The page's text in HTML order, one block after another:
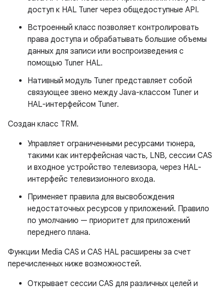
доступ к HAL Tuner через общедоступные API.
Встроенный класс позволяет контролировать
права доступа и обрабатывать большие объемы
данных для записи или воспроизведения с
помощью Tuner HAL.
Нативный модуль Tuner представляет собой
связующее звено между Java-классом Tuner и
HAL-интерфейсом Tuner.
Создан класс TRM.
Управляет ограниченными ресурсами тюнера,
такими как интерфейсная часть, LNB, сессии CAS
и входное устройство телевизора, через HAL-
интерфейс телевизионного входа.
Применяет правила для высвобождения
недостаточных ресурсов у приложений. Правило
по умолчанию — приоритет для приложений
переднего плана.
Функции Media CAS и CAS HAL расширены за счет
перечисленных ниже возможностей.
Открывает сессии CAS для различных целей и